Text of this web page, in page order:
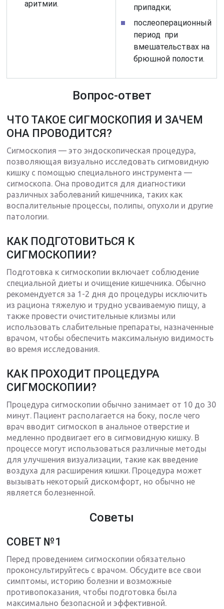
аритмии.
припадки;
послеоперационный
период при
вмешательствах на
брюшной полости.
Вопрос-ответ
ЧТО ТАКОЕ СИГМОСКОПИЯ И ЗАЧЕМ
ОНА ПРОВОДИТСЯ?
Сигмоскопия — это эндоскопическая процедура,
позволяющая визуально исследовать сигмовидную
кишку с помощью специального инструмента —
сигмоскопа. Она проводится для диагностики
различных заболеваний кишечника, таких как
воспалительные процессы, полипы, опухоли и другие
патологии.
КАК ПОДГОТОВИТЬСЯ К
СИГМОСКОПИИ?
Подготовка к сигмоскопии включает соблюдение
специальной диеты и очищение кишечника. Обычно
рекомендуется за 1-2 дня до процедуры исключить
из рациона тяжелую и трудно усваиваемую пищу, а
также провести очистительные клизмы или
использовать слабительные препараты, назначенные
врачом, чтобы обеспечить максимальную видимость
во время исследования.
КАК ПРОХОДИТ ПРОЦЕДУРА
СИГМОСКОПИИ?
Процедура сигмоскопии обычно занимает от 10 до 30
минут. Пациент располагается на боку, после чего
врач вводит сигмоскоп в анальное отверстие и
медленно продвигает его в сигмовидную кишку. В
процессе могут использоваться различные методы
для улучшения визуализации, такие как введение
воздуха для расширения кишки. Процедура может
вызывать некоторый дискомфорт, но обычно не
является болезненной.
Советы
СОВЕТ №1
Перед проведением сигмоскопии обязательно
проконсультируйтесь с врачом. Обсудите все свои
симптомы, историю болезни и возможные
противопоказания, чтобы подготовка была
максимально безопасной и эффективной.